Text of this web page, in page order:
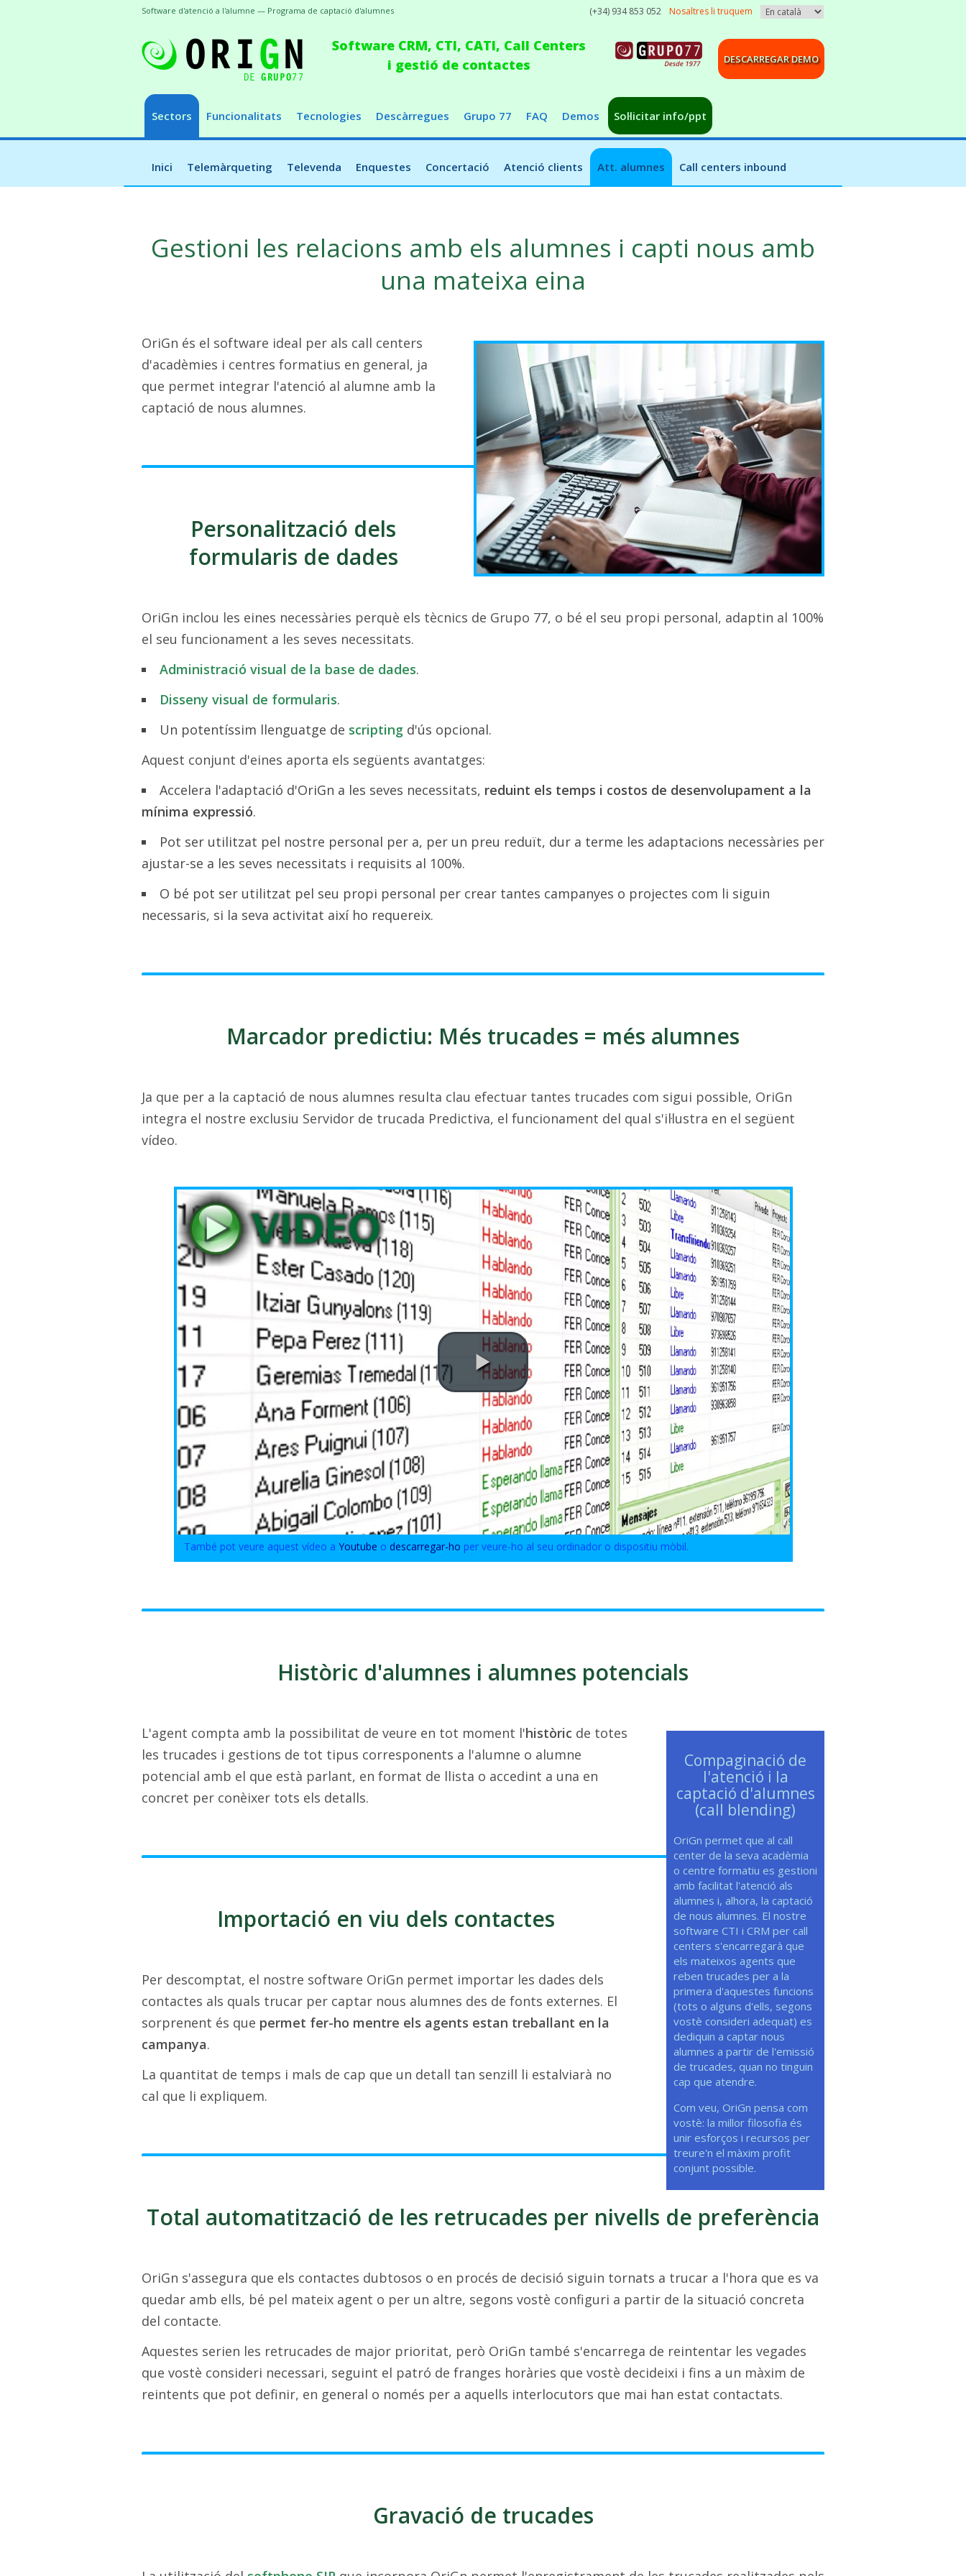
Software CRM, CTI, CATI, Call Centers
i gestió de contactes
(+34) 934 853 052 Nosaltres li truquem
DESCARREGAR DEMO
Sectors Funcionalitats Tecnologies Descàrregues Grupo 77 FAQ Demos Sol·licitar info/ppt
Inici Telemàrqueting Televenda Enquestes Concertació Atenció clients Att. alumnes Call centers inbound
Software d'atenció a l'alumne — Programa de captació d'alumnes
Gestioni les relacions amb els alumnes i capti nous amb
una mateixa eina
OriGn és el software ideal per als call centers
d'acadèmies i centres formatius en general, ja
que permet integrar l'atenció al alumne amb la
captació de nous alumnes.
Personalització dels
formularis de dades
OriGn inclou les eines necessàries perquè els tècnics de Grupo 77, o bé el seu propi personal, adaptin al 100%
el seu funcionament a les seves necessitats.
Administració visual de la base de dades.
Disseny visual de formularis.
Un potentíssim llenguatge de scripting d'ús opcional.
Aquest conjunt d'eines aporta els següents avantatges:
Accelera l'adaptació d'OriGn a les seves necessitats, reduint els temps i costos de desenvolupament a la
mínima expressió.
Pot ser utilitzat pel nostre personal per a, per un preu reduït, dur a terme les adaptacions necessàries per
ajustar-se a les seves necessitats i requisits al 100%.
O bé pot ser utilitzat pel seu propi personal per crear tantes campanyes o projectes com li siguin
necessaris, si la seva activitat així ho requereix.
Marcador predictiu: Més trucades = més alumnes
Ja que per a la captació de nous alumnes resulta clau efectuar tantes trucades com sigui possible, OriGn
integra el nostre exclusiu Servidor de trucada Predictiva, el funcionament del qual s'il·lustra en el següent
vídeo.
També pot veure aquest vídeo a Youtube o descarregar-ho per veure-ho al seu ordinador o dispositiu mòbil.
Històric d'alumnes i alumnes potencials
Compaginació de
l'atenció i la
captació d'alumnes
(call blending)
OriGn permet que al call
center de la seva acadèmia
o centre formatiu es gestioni
amb facilitat l'atenció als
alumnes i, alhora, la captació
de nous alumnes. El nostre
software CTI i CRM per call
centers s'encarregarà que
els mateixos agents que
reben trucades per a la
primera d'aquestes funcions
(tots o alguns d'ells, segons
vostè consideri adequat) es
dediquin a captar nous
alumnes a partir de l'emissió
de trucades, quan no tinguin
cap que atendre.
Com veu, OriGn pensa com
vostè: la millor filosofia és
unir esforços i recursos per
treure'n el màxim profit
conjunt possible.
L'agent compta amb la possibilitat de veure en tot moment l'històric de totes
les trucades i gestions de tot tipus corresponents a l'alumne o alumne
potencial amb el que està parlant, en format de llista o accedint a una en
concret per conèixer tots els detalls.
Importació en viu dels contactes
Per descomptat, el nostre software OriGn permet importar les dades dels
contactes als quals trucar per captar nous alumnes des de fonts externes. El
sorprenent és que permet fer-ho mentre els agents estan treballant en la
campanya.
La quantitat de temps i mals de cap que un detall tan senzill li estalviarà no
cal que li expliquem.
Total automatització de les retrucades per nivells de preferència
OriGn s'assegura que els contactes dubtosos o en procés de decisió siguin tornats a trucar a l'hora que es va
quedar amb ells, bé pel mateix agent o per un altre, segons vostè configuri a partir de la situació concreta
del contacte.
Aquestes serien les retrucades de major prioritat, però OriGn també s'encarrega de reintentar les vegades
que vostè consideri necessari, seguint el patró de franges horàries que vostè decideixi i fins a un màxim de
reintents que pot definir, en general o només per a aquells interlocutors que mai han estat contactats.
Gravació de trucades